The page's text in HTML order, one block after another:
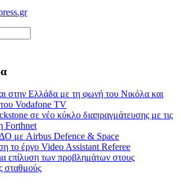
στην Ελλάδα με τη φωνή του Νικόλα και
Vodafone TV
σε νέο κύκλο διαπραγμάτευσης με τις
Forthnet
με Airbus Defence & Space
το έργο Video Assistant Referee
επίλυση των προβλημάτων στους
σταθμούς